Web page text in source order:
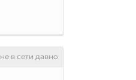
не в сети давно